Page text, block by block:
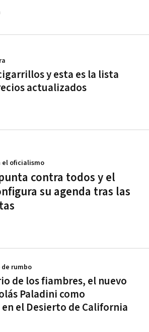
y esta es la lista
actualizados
contra todos y el
su agenda tras las
el oficialismo
de los fiambres, el nuevo
Paladini como
el Desierto de California
rumbo